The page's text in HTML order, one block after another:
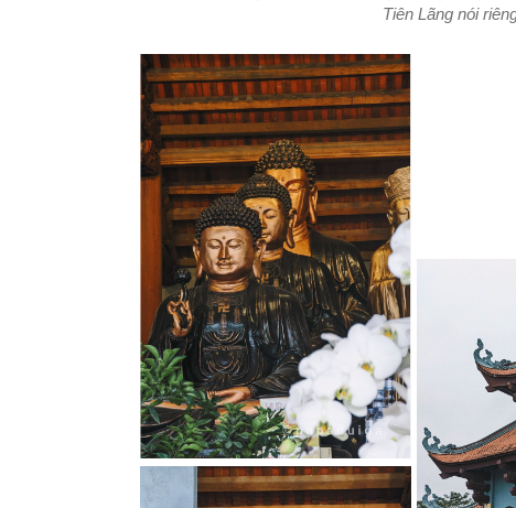
Tiên Lãng nói